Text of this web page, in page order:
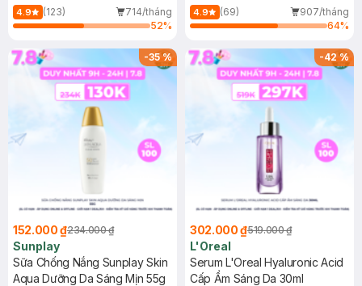
4.9 (123)
714/tháng
52%
(Mới)
4.9 (69)
907/tháng
64%
-35%
152.000 ₫234.000 ₫
Sunplay
Sữa Chống Nắng Sunplay Skin
Aqua Dưỡng Da Sáng Mịn 55g
-42%
302.000 ₫519.000 ₫
L'Oreal
Serum L'Oreal Hyaluronic Acid
Cấp Ẩm Sáng Da 30ml